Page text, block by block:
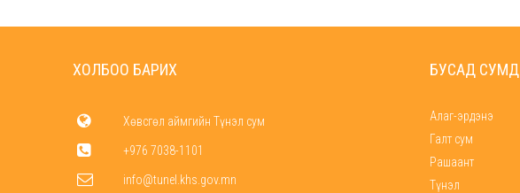
ХОЛБОО БАРИХ
Хөвсгөл аймгийн Түнэл сум
+976 7038-1101
info@tunel.khs.gov.mn
БУСАД СУМД
Алаг-эрдэнэ
Галт сум
Рашаант
Түнэл